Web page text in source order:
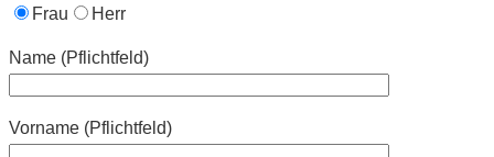
Frau
Herr
Name (Pflichtfeld)
Vorname (Pflichtfeld)